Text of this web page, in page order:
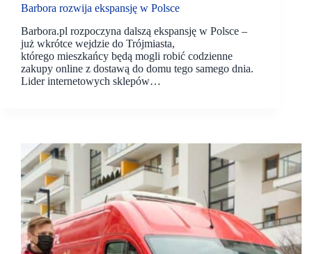
Barbora rozwija ekspansję w Polsce
Barbora.pl rozpoczyna dalszą ekspansję w Polsce –
już wkrótce wejdzie do Trójmiasta,
którego mieszkańcy będą mogli robić codzienne
zakupy online z dostawą do domu tego samego dnia.
Lider internetowych sklepów…